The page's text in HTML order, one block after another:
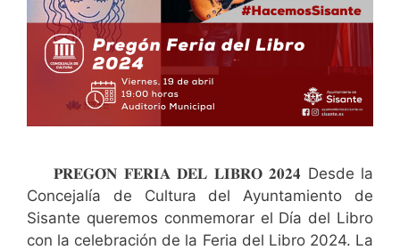
𝐏𝐑𝐄𝐆𝐎́𝐍 𝐅𝐄𝐑𝐈𝐀 𝐃𝐄𝐋 𝐋𝐈𝐁𝐑𝐎 𝟐𝟎𝟐𝟒 Desde la
Concejalía de Cultura del Ayuntamiento de
Sisante queremos conmemorar el Día del Libro
con la celebración de la Feria del Libro 2024. La